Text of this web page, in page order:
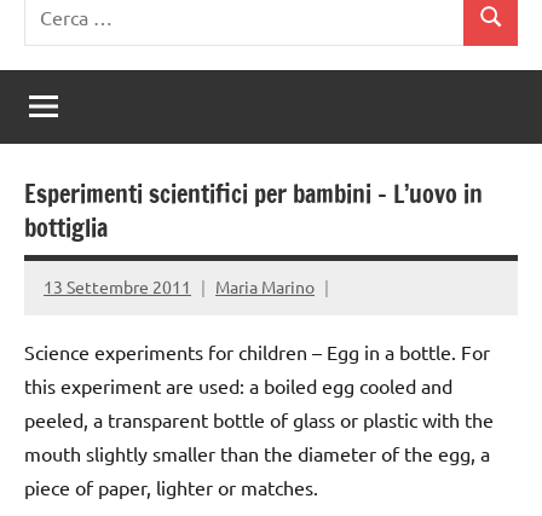
per:
Cerca
Esperimenti scientifici per bambini – L’uovo in
bottiglia
13 Settembre 2011 Maria Marino
Science experiments for children – Egg in a bottle. For
this experiment are used: a boiled egg cooled and
peeled, a transparent bottle of glass or plastic with the
mouth slightly smaller than the diameter of the egg, a
piece of paper, lighter or matches.